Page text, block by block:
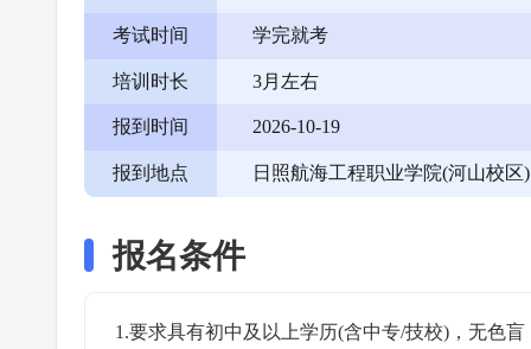
考试时间 学完就考
培训时长 3月左右
报到时间 2026-10-19
报到地点 日照航海工程职业学院(河山校
报名条件
1.要求具有初中及以上学历(含中专/技校)，无色